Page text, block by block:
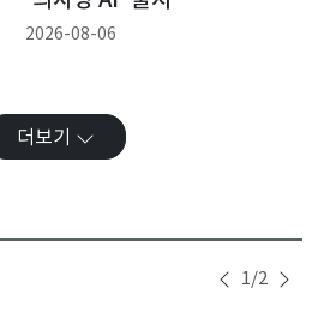
2026-08-06
더보기
1/2